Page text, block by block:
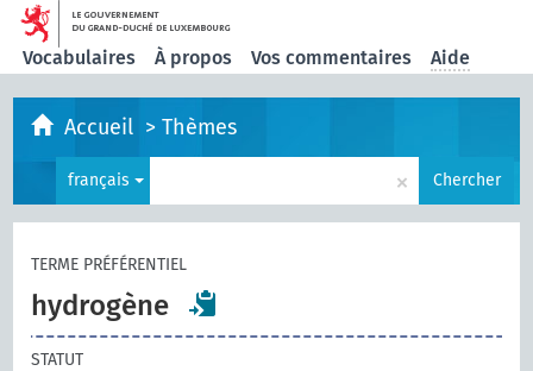
Vocabulaires À propos Vos commentaires Aide
Accueil >Thèmes
français × Chercher
TERME PRÉFÉRENTIEL
hydrogène
STATUT